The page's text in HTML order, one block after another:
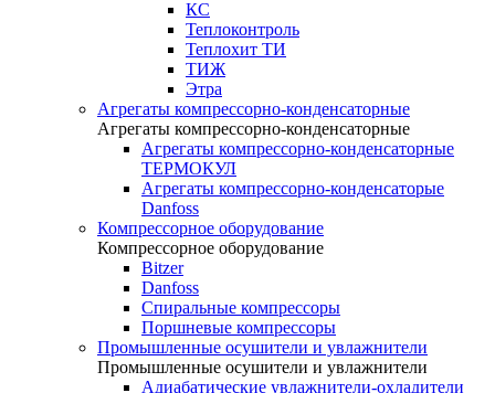
КС
Теплоконтроль
Теплохит ТИ
ТИЖ
Этра
Агрегаты компрессорно-конденсаторные
Агрегаты компрессорно-конденсаторные
Агрегаты компрессорно-конденсаторные
ТЕРМОКУЛ
Агрегаты компрессорно-конденсаторые
Danfoss
Компрессорное оборудование
Компрессорное оборудование
Bitzer
Danfoss
Спиральные компрессоры
Поршневые компрессоры
Промышленные осушители и увлажнители
Промышленные осушители и увлажнители
Адиабатические увлажнители-охладители